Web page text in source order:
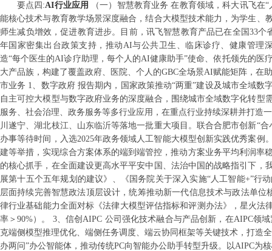
要点 四 :AI行业应用
（一）智慧教育业务 在教育领域，科大讯飞
能核心技术与教育教学场景深度融合，结合大模型技术能力，为学生
师生减负增效，促进教育进步。目前，讯飞智慧教育产品已在全国33
年国家密集出台政策支持，推动AI与公共卫生、临床诊疗、健康管理
造“每个医生的AI诊疗助理，每个人的AI健康助手”使命、依托领先的
大产品族，构建了覆盖政府、医院、个人的GBC全场景AI赋能矩阵，
市业务 1、数字政府 报告期内，国家政策推动“两重”建设及城市全域
自主可控大模型与数字政府业务的深度融合，围绕城市全域数字化转
服务、社会治理、政务服务等多行业应用，在重点行业持续深耕并打造
川遂宁、湖北枝江、山东临沂等落地一批重大项目。联合合肥市创新“
办事等待时间，入选2025年政务领域人工智能大模型创新实践优秀案
建等举措，实现综合方案体系的端到端管控，推动方案业务平均利润
的核心抓手，在全面建设更高水平平安中国、法治中国的战略指引下
展第十五个五年规划的建议》、《国务院关于深入实施“人工智能+”行
层面持续完善智慧政法顶层设计，统筹推动新一代信息技术与政法单
律行业基础能力全面对标《法律大模型评估指标和评测办法》，星火
率＞90%）。 3、信创AIPC 公司强化技术融合与产品创新，在AIPC领
克端侧模型推理优化、端侧任务调度、端云协同框架等关键技术，打造
办两问”办公智能体，推动传统PC向智能办公助手转型升级。以AIPC